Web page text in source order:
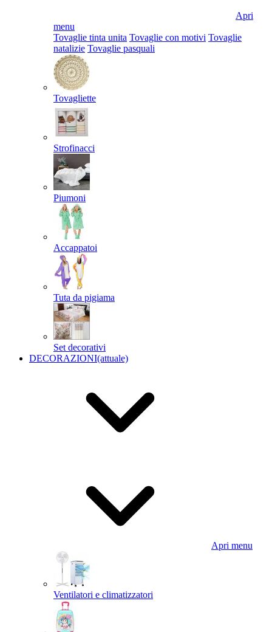
Apri
menu
Tovaglie tinta unita Tovaglie con motivi Tovaglie
natalizie Tovaglie pasquali
Tovagliette
Strofinacci
Piumoni
Accappatoi
Tuta da pigiama
Set decorativi
DECORAZIONI(attuale)
Apri menu
Ventilatori e climatizzatori